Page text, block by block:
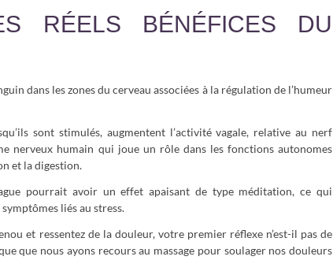
RÉELS BÉNÉFICES DU
dans les zones du cerveau associées à la régulation de l’humeur
sont stimulés, augmentent l’activité vagale, relative au nerf
nerveux humain qui joue un rôle dans les fonctions autonomes
et la digestion.
pourrait avoir un effet apaisant de type méditation, ce qui
liés au stress.
et ressentez de la douleur, votre premier réflexe n’est-il pas de
que nous ayons recours au massage pour soulager nos douleurs